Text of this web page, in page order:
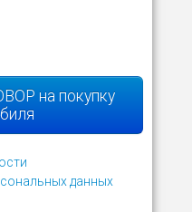
на покупку
данных